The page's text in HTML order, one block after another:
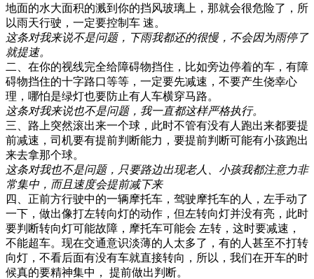
地面的水大面积的溅到你的挡风玻璃上，那就会很危险了，所
以雨天行驶，一定要控制车 速。
这条对我来说不是问题，下雨我都还的很慢，不会因为雨停了
就提速。
二、在你的视线完全给障碍物挡住，比如旁边停着的车，有障
碍物挡住的十字路口等等，一定要先减速，不要产生侥幸心
理，哪怕是绿灯也要防止有人车横穿马路。
这条对我来说也不是问题，我一直都这样严格执行。
三、路上突然滚出来一个球，此时不管有没有人跑出来都要提
前减速，司机要有提前判断能力，要提前判断可能有小孩跑出
来去拿那个球。
这条对我也不是问题，只要路边出现老人、小孩我都注意力非
常集中，而且速度会提前减下来
四、正前方行驶中的一辆摩托车，驾驶摩托车的人，左手动了
一下，做出像打左转向灯的动作，但左转向灯并没有亮，此时
要判断转向灯可能故障，摩托车可能会 左转，这时要减速，
不能超车。现在交通意识淡薄的人太多了，有的人甚至不打转
向灯，不看后面有没有车就直接转向，所以，我们在开车的时
候真的要精神集中， 提前做出判断。